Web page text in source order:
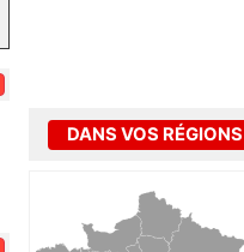
DANS VOS RÉGIONS